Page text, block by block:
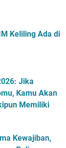
Keliling Ada di
Jika
Kamu Akan
Memiliki
Kewajiban,